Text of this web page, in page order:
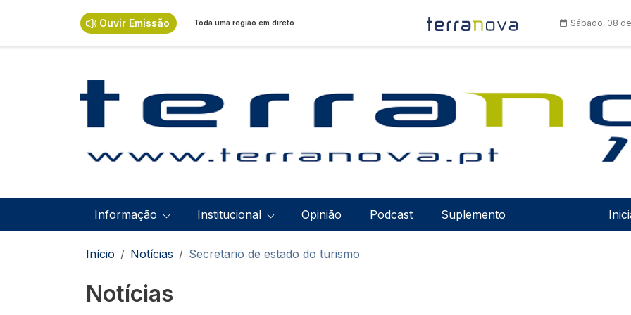
Ouvir Emissão Toda uma região em direto Sábado, 08
Navegação principal
Informação Institucional Opinião Podcast Suplemento
Navegação estrutural
Início Notícias Secretario de estado do turismo
Notícias